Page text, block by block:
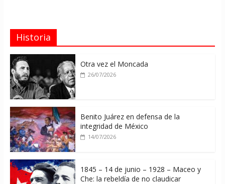
Historia
Otra vez el Moncada
26/07/2026
Benito Juárez en defensa de la
integridad de México
14/07/2026
1845 – 14 de junio – 1928 – Maceo y
Che: la rebeldía de no claudicar